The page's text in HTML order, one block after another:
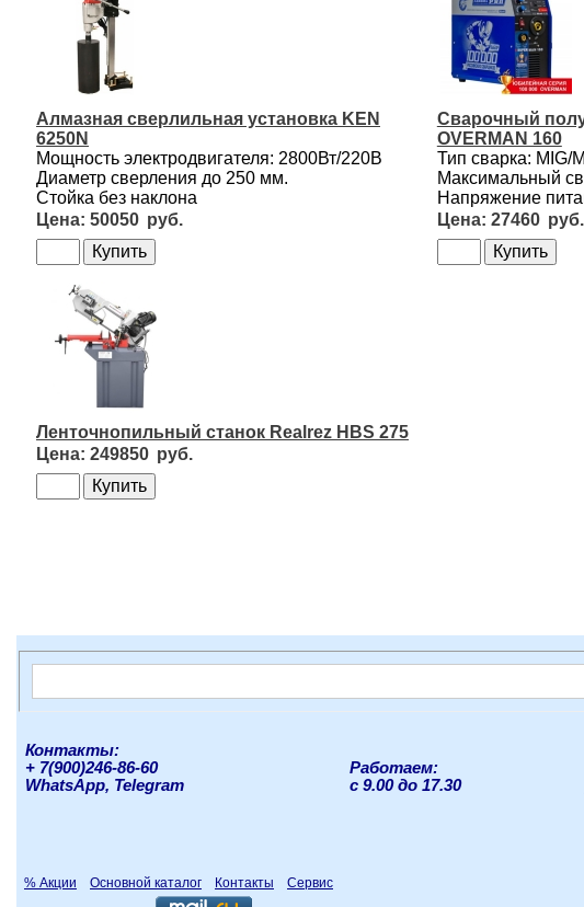
Алмазная сверлильная установка KEN
6250N
Мощность электродвигателя: 2800Вт/220В
Диаметр сверления до 250 мм.
Стойка без наклона
50050
Сварочный
OVERMAN 160
Тип сварка: MIG/
Максимальный
Напряжение
27460
Ленточнопильный станок Realrez HBS 275
249850
Контакты:
+ 7(900)246-86-60
WhatsApp, Telegram
Работаем:
с 9.00 до 17.30
% Акции Основной каталог Контакты Сервис